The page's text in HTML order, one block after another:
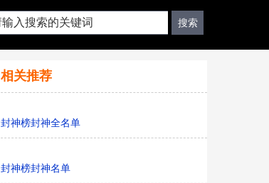
相关推荐
封神榜封神全名单
​封神榜封神名单